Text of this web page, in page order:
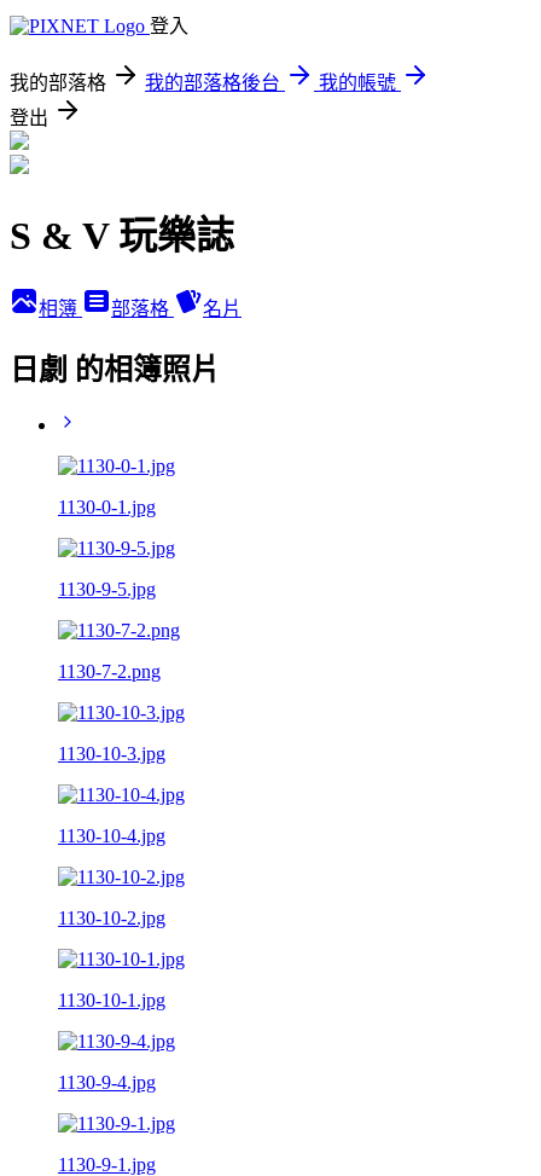
登入
我的部落格 我的部落格後台
我的帳號
登出
S & V 玩樂誌
相簿 部落格 名片
日劇 的相簿照片
1130-0-1.jpg
1130-9-5.jpg
1130-7-2.png
1130-10-3.jpg
1130-10-4.jpg
1130-10-2.jpg
1130-10-1.jpg
1130-9-4.jpg
1130-9-1.jpg